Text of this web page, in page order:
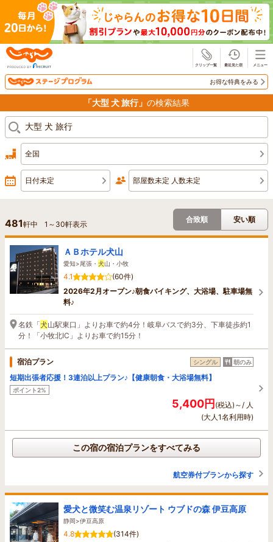
お得な特典をみる
「大型 犬 旅行」 の検索結果
全国
日付未定 部屋数未定 人数未定
481軒中 1 ～ 30軒表示
合致順 安い順
ＡＢホテル犬山
愛知>尾張・ 犬山・小牧
4.1
(60件)
2026年2月オープン♪朝食バイキング、大浴場、駐車場無
料♪
名鉄「犬山駅東口」よりお車で約4分！岐阜バスで約3分、下車徒歩約1
分！「小牧北IC」よりお車で約15分！
宿泊プラン シングル 朝のみ
短期出張者応援！3連泊以上プラン♪【健康朝食・大浴場無料】
ポイント2%
5,400円(税込)～/ 人
(大人1名利用時)
この宿の宿泊プランをすべてみる
航空券付プランから探す
愛犬と微笑む温泉リゾート ウブドの森 伊豆高原
静岡>伊豆高原
4.8
(314件)